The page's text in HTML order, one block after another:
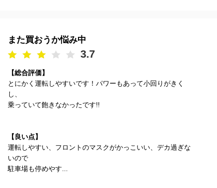
また買おうか悩み中
3.7
【総合評価】
とにかく運転しやすいです！パワーもあって小回りがきく
し、
乗っていて飽きなかったです!!
【良い点】
運転しやすい、フロントのマスクがかっこいい、デカ過ぎな
いので
駐車場も停めやす...